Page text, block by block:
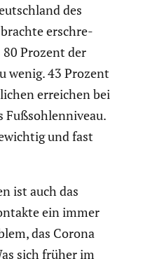
des
erschre­
Prozent der
wenig. 43 Prozent
erreichen bei
Fußsoh­len­ni­veau.
und fast
ist auch das
ein immer
das Corona
sich früher im